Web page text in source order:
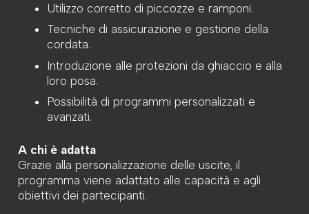
Utilizzo corretto di piccozze e ramponi.
Tecniche di assicurazione e gestione della
cordata.
Introduzione alle protezioni da ghiaccio e alla
loro posa.
Possibilità di programmi personalizzati e
avanzati.
A chi è adatta
Grazie alla personalizzazione delle uscite, il
programma viene adattato alle capacità e agli
obiettivi dei partecipanti.